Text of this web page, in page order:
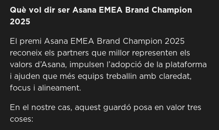
Què vol dir ser Asana EMEA Brand Champion
2025
El premi Asana EMEA Brand Champion 2025
reconeix els partners que millor representen els
valors d’Asana, impulsen l’adopció de la plataforma
i ajuden que més equips treballin amb claredat,
focus i alineament.
En el nostre cas, aquest guardó posa en valor tres
coses: